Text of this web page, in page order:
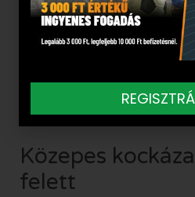
Besiktas felé billenhet a
választásként a Besiktas
figyelhető, ha ez elérhető
sok csere és a változó
Közepes
felett